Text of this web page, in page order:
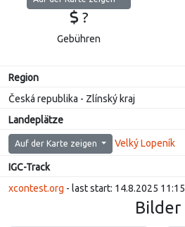
?
Gebühren
Region
Česká republika - Zlínský kraj
Landeplätze
Auf der Karte zeigen Velký Lopeník
IGC-Track
xcontest.org - last start: 14.8.2025 11:15
Bilder